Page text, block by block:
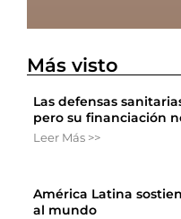
Más visto
Las defensas
pero su financiación
Leer Más >>
América Latina
al mundo